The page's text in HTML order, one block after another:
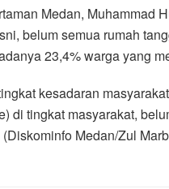
Medan, Muhammad
belum semua rumah
23,4% warga yang
kesadaran
di tingkat masyarakat,
Medan/Zul